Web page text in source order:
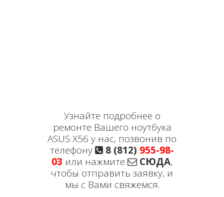
Узнайте подробнее о
ремонте Вашего ноутбука
ASUS X56 у нас, позвонив по
телефону
8 (812) 955-98-
03 или нажмите СЮДА,
чтобы отправить заявку, и
мы с Вами свяжемся.